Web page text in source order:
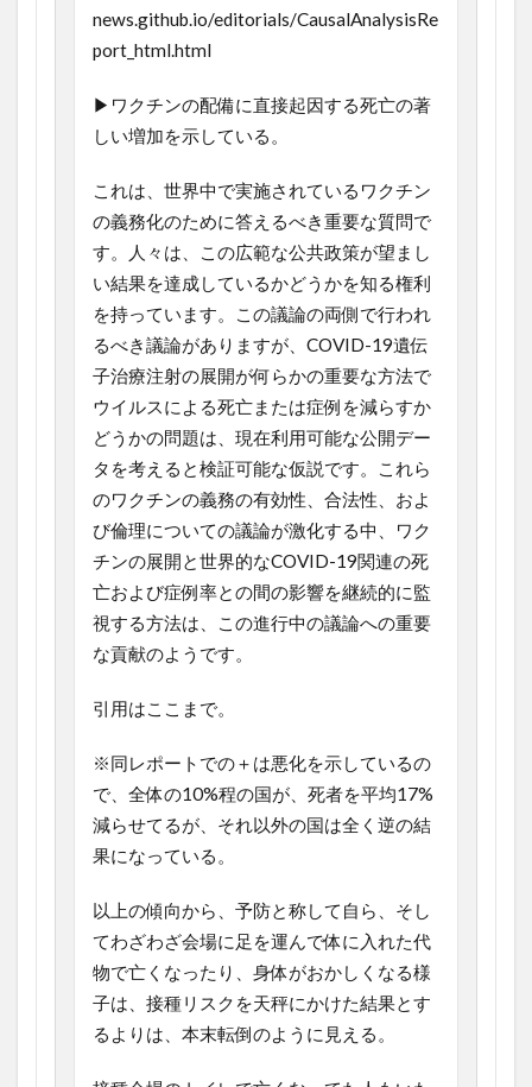
news.github.io/editorials/CausalAnalysisRe
port_html.html
▶ワクチンの配備に直接起因する死亡の著
しい増加を示している。
これは、世界中で実施されているワクチン
の義務化のために答えるべき重要な質問で
す。人々は、この広範な公共政策が望まし
い結果を達成しているかどうかを知る権利
を持っています。この議論の両側で行われ
るべき議論がありますが、COVID-19遺伝
子治療注射の展開が何らかの重要な方法で
ウイルスによる死亡または症例を減らすか
どうかの問題は、現在利用可能な公開デー
タを考えると検証可能な仮説です。これら
のワクチンの義務の有効性、合法性、およ
び倫理についての議論が激化する中、ワク
チンの展開と世界的なCOVID-19関連の死
亡および症例率との間の影響を継続的に監
視する方法は、この進行中の議論への重要
な貢献のようです。
引用はここまで。
※同レポートでの＋は悪化を示しているの
で、全体の10%程の国が、死者を平均17%
減らせてるが、それ以外の国は全く逆の結
果になっている。
以上の傾向から、予防と称して自ら、そし
てわざわざ会場に足を運んで体に入れた代
物で亡くなったり、身体がおかしくなる様
子は、接種リスクを天秤にかけた結果とす
るよりは、本末転倒のように見える。